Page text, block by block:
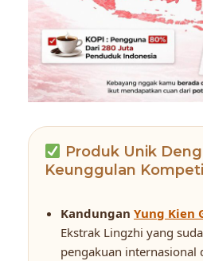
Produk Unik
Keunggulan
Kandungan Yung Kien
Ekstrak Lingzhi yang
pengakuan internasional